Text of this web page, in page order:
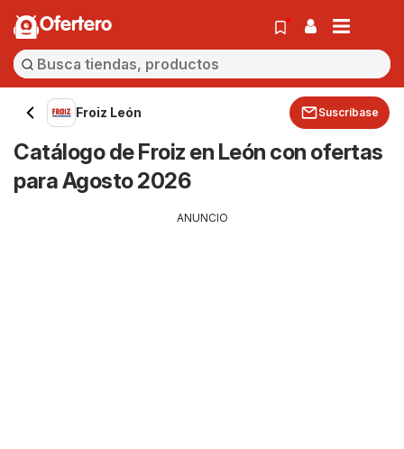
Ofertero
Froiz León Suscríbase
Catálogo de Froiz en León con ofertas
para Agosto 2026
ANUNCIO